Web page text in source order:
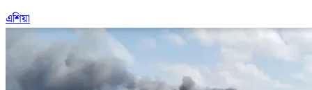
এশিয়া